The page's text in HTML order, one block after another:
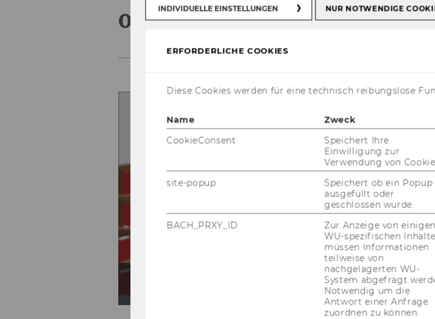
03 - Warum Zitieren
INDIVIDUELLE EINSTELLUNGEN NUR NOTWENDIGE
ERFORDERLICHE COOKIES
Diese Cookies werden für eine technisch reibungslose
Name Zweck
CookieConsent
Speichert Ihre
Einwilligung zur
Verwendung von
site-popup
Speichert ob ein Popup
ausgefüllt oder
geschlossen wurde.
BACH_PRXY_ID
Zur Anzeige von einigen
WU-spezifischen
müssen Informationen
teilweise von
nachgelagerten WU-
System abgefragt
Notwendig um die
Antwort einer Anfrage
zuordnen zu können.